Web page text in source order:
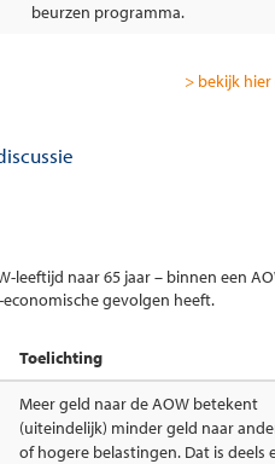
beurzen programma.
> bekijk
leeftijd naar 65 jaar – binnen een
gevolgen heeft.
Toelichting
Meer geld naar de AOW betekent
(uiteindelijk) minder geld naar
of hogere belastingen. Dat is deels